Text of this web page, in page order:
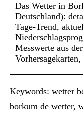
Das Wetter in
Deutschland):
Tage-Trend,
Messwerte aus
Keywords: wetter
borkum de wetter,